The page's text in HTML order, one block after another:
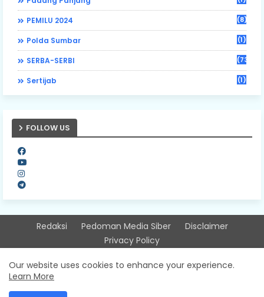
PEMILU 2024 (8)
Polda Sumbar (1)
SERBA-SERBI (73)
Sertijab (1)
FOLLOW US
Redaksi Pedoman Media Siber
Disclaimer
Privacy Policy
Our website uses cookies to enhance your experience.
Learn More